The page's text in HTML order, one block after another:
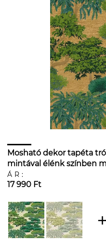
Mosható dekor tapéta
mintával élénk színben
ÁR:
17 990 Ft